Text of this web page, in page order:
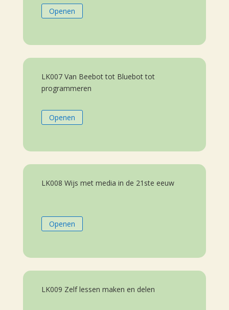
Openen
LK007 Van Beebot tot Bluebot tot
programmeren
Openen
LK008 Wijs met media in de 21ste eeuw
Openen
LK009 Zelf lessen maken en delen